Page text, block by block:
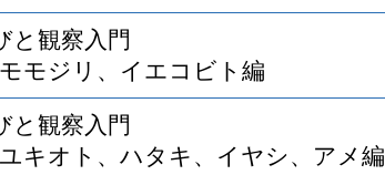
と観察入門
モモジリ、イエコビト編
と観察入門
ユキオト、ハタキ、イヤシ、アメ編